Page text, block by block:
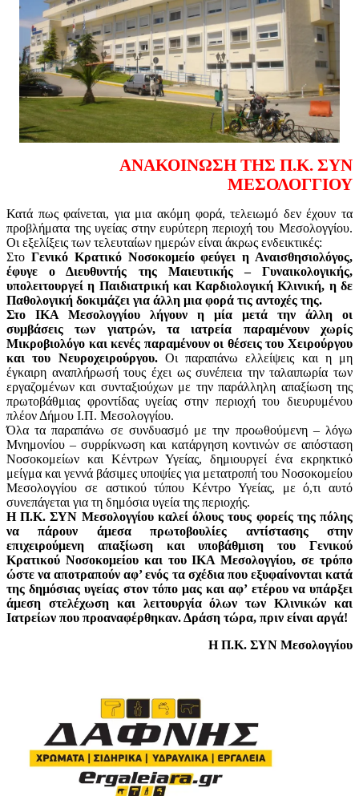
ΑΝΑΚΟΙΝΩΣΗ ΤΗΣ Π.Κ. ΣΥΝ
ΜΕΣΟΛΟΓΓΙΟΥ
Κατά πως φαίνεται, για μια ακόμη φορά, τελειωμό δεν έχουν τα
προβλήματα της υγείας στην ευρύτερη περιοχή του Μεσολογγίου.
Οι εξελίξεις των τελευταίων ημερών είναι άκρως ενδεικτικές:
Στο Γενικό Κρατικό Νοσοκομείο φεύγει η Αναισθησιολόγος,
έφυγε ο Διευθυντής της Μαιευτικής – Γυναικολογικής,
υπολειτουργεί η Παιδιατρική και Καρδιολογική Κλινική, η δε
Παθολογική δοκιμάζει για άλλη μια φορά τις αντοχές της.
Στο ΙΚΑ Μεσολογγίου λήγουν η μία μετά την άλλη οι
συμβάσεις των γιατρών, τα ιατρεία παραμένουν χωρίς
Μικροβιολόγο και κενές παραμένουν οι θέσεις του Χειρούργου
και του Νευροχειρούργου.Οι παραπάνω ελλείψεις και η μη
έγκαιρη αναπλήρωσή τους έχει ως συνέπεια την ταλαιπωρία των
εργαζομένων και συνταξιούχων με την παράλληλη απαξίωση της
πρωτοβάθμιας φροντίδας υγείας στην περιοχή του διευρυμένου
πλέον Δήμου Ι.Π. Μεσολογγίου.
Όλα τα παραπάνω σε συνδυασμό με την προωθούμενη – λόγω
Μνημονίου – συρρίκνωση και κατάργηση κοντινών σε απόσταση
Νοσοκομείων και Κέντρων Υγείας, δημιουργεί ένα εκρηκτικό
μείγμα και γεννά βάσιμες υποψίες για μετατροπή του Νοσοκομείου
Μεσολογγίου σε αστικού τύπου Κέντρο Υγείας, με ό,τι αυτό
συνεπάγεται για τη δημόσια υγεία της περιοχής.
Η Π.Κ. ΣΥΝ Μεσολογγίου καλεί όλους τους φορείς της πόλης
να πάρουν άμεσα πρωτοβουλίες αντίστασης στην
επιχειρούμενη απαξίωση και υποβάθμιση του Γενικού
Κρατικού Νοσοκομείου και του ΙΚΑ Μεσολογγίου, σε τρόπο
ώστε να αποτραπούν αφ’ ενός τα σχέδια που εξυφαίνονται κατά
της δημόσιας υγείας στον τόπο μας και αφ’ ετέρου να υπάρξει
άμεση στελέχωση και λειτουργία όλων των Κλινικών και
Ιατρείων που προαναφέρθηκαν. Δράση τώρα, πριν είναι αργά!
Η Π.Κ. ΣΥΝ Μεσολογγίου